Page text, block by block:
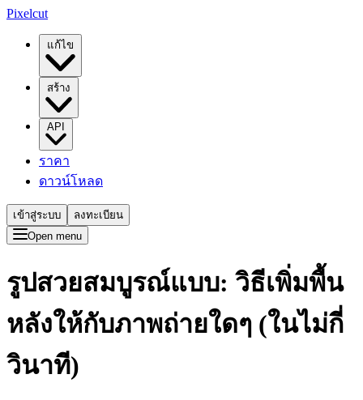
Pixelcut
แก้ไข
สร้าง
API
ราคา
ดาวน์โหลด
เข้าสู่ระบบ
ลงทะเบียน
Open menu
รูปสวยสมบูรณ์แบบ: วิธีเพิ่มพื้น
หลังให้กับภาพถ่ายใดๆ (ในไม่กี่
วินาที)